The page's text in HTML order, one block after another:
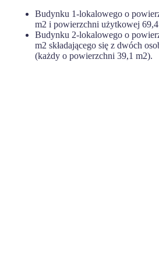
Budynku 1-lokalowego o
m2 i powierzchni użytkowej
Budynku 2-lokalowego o
m2 składającego się z dwóch
(każdy o powierzchni 39,1 m2).